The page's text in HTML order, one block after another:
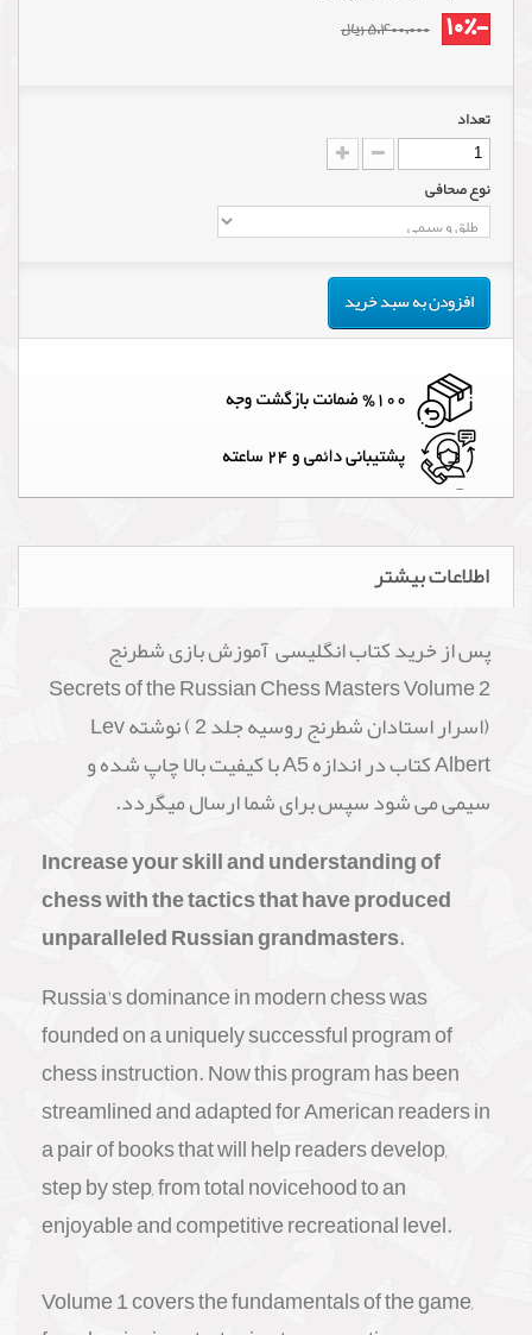
-10% 5,400,000 ریال
تعداد
نوع صحافی
افزودن به سبد خرید
اطلاعات بیشتر
پس از خرید کتاب انگلیسی آموزش بازی شطرنج
Secrets of the Russian Chess Masters Volume 2
(اسرار استادان شطرنج روسیه جلد 2 ) نوشته Lev
Albert کتاب در اندازه A5 با کیفیت بالا چاپ شده و
سیمی می شود سپس برای شما ارسال میگردد.
Increase your skill and understanding of
chess with the tactics that have produced
unparalleled Russian grandmasters.
Russia's dominance in modern chess was
founded on a uniquely successful program of
chess instruction. Now this program has been
streamlined and adapted for American readers in
a pair of books that will help readers develop,
step by step, from total novicehood to an
enjoyable and competitive recreational level.
Volume 1 covers the fundamentals of the game,